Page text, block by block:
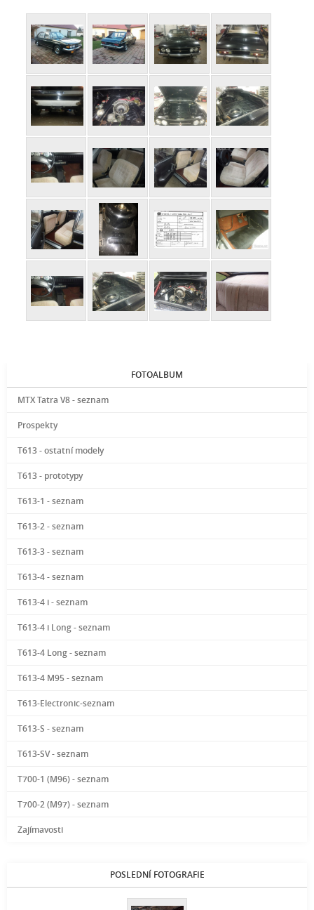
FOTOALBUM
MTX Tatra V8 - seznam
Prospekty
T613 - ostatní modely
T613 - prototypy
T613-1 - seznam
T613-2 - seznam
T613-3 - seznam
T613-4 - seznam
T613-4 i - seznam
T613-4 i Long - seznam
T613-4 Long - seznam
T613-4 M95 - seznam
T613-Electronic-seznam
T613-S - seznam
T613-SV - seznam
T700-1 (M96) - seznam
T700-2 (M97) - seznam
Zajímavosti
POSLEDNÍ FOTOGRAFIE